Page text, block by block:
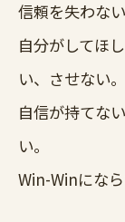
信頼を失わな
自分がしてほ
い、させない。
自信が持てな
い。
Win-Winにな